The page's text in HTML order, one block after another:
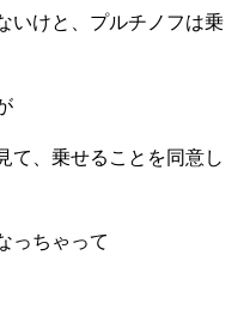
いけと、プルチノフは乗
て、乗せることを同意し
っちゃって